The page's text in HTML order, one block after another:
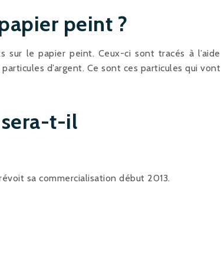
peint ?
le papier peint. Ceux-ci sont tracés à l’aide
d’argent. Ce sont ces particules qui vont
t-il
sa commercialisation début 2013.